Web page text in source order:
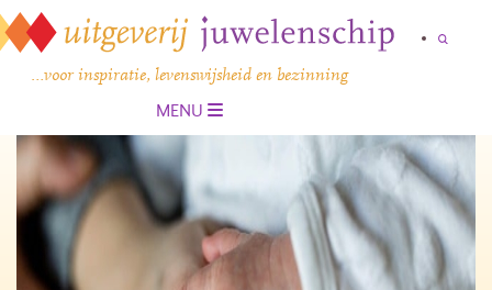
…voor inspiratie, levenswijsheid en bezinning
MENU